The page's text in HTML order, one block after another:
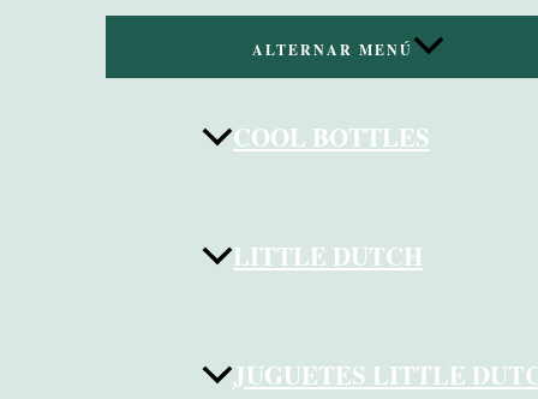
ALTERNAR MENÚ
COOL BOTTLES
LITTLE DUTCH
JUGUETES LITTLE